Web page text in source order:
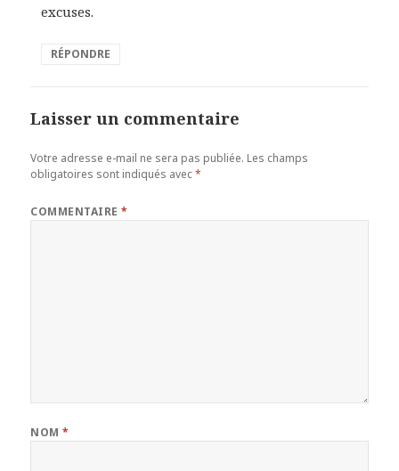
excuses.
RÉPONDRE
Laisser un commentaire
Votre adresse e-mail ne sera pas publiée. Les champs
obligatoires sont indiqués avec*
COMMENTAIRE*
NOM*